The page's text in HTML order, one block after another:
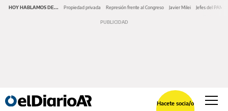
HOY HABLAMOS DE... Propiedad privada Represión frente al Congreso Javier Milei Jefes del PAMI
Hacete socia/o